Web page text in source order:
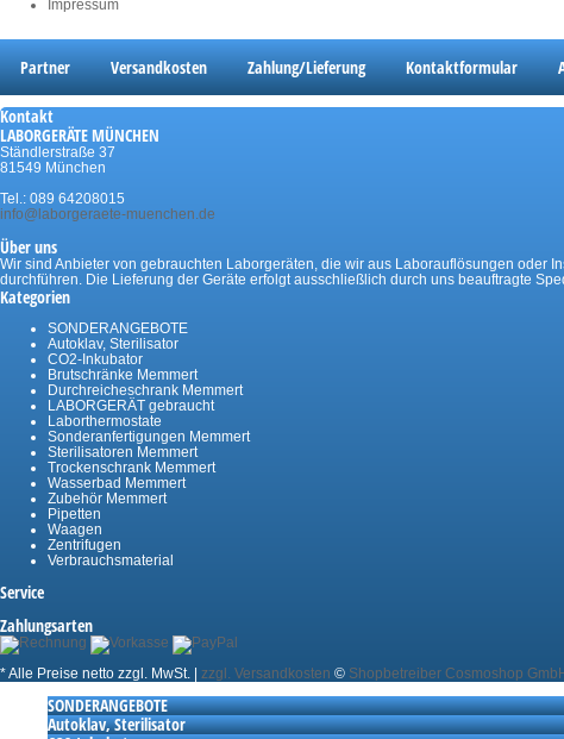
Impressum
Partner Versandkosten Zahlung/Lieferung Kontaktformular
Kontakt
LABORGERÄTE MÜNCHEN
Ständlerstraße 37
81549 München
Tel.: 089 64208015
info@laborgeraete-muenchen.de
Über uns
Wir sind Anbieter von gebrauchten Laborgeräten, die wir aus Laborauflösungen oder
durchführen. Die Lieferung der Geräte erfolgt ausschließlich durch uns beauftragte
Kategorien
SONDERANGEBOTE
Autoklav, Sterilisator
CO2-Inkubator
Brutschränke Memmert
Durchreicheschrank Memmert
LABORGERÄT gebraucht
Laborthermostate
Sonderanfertigungen Memmert
Sterilisatoren Memmert
Trockenschrank Memmert
Wasserbad Memmert
Zubehör Memmert
Pipetten
Waagen
Zentrifugen
Verbrauchsmaterial
Service
Zahlungsarten
* Alle Preise netto zzgl. MwSt. | zzgl. Versandkosten © Shopbetreiber Cosmoshop
SONDERANGEBOTE
Autoklav, Sterilisator